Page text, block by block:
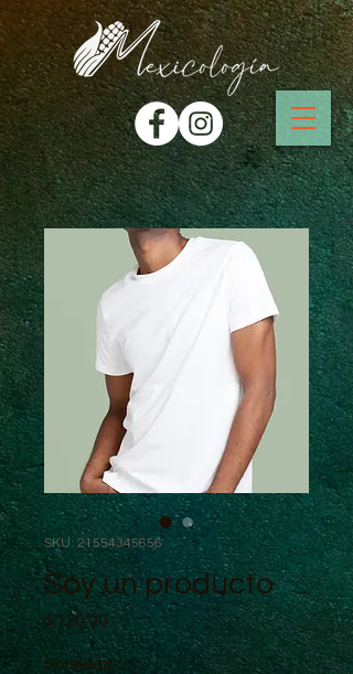
SKU: 21554345656
Soy un producto
$120.00Precio
Cantidad *